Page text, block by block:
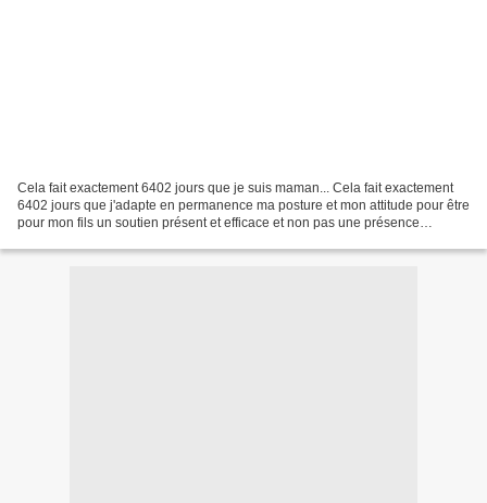
Cela fait exactement 6402 jours que je suis maman... Cela fait exactement
6402 jours que j'adapte en permanence ma posture et mon attitude pour être
pour mon fils un soutien présent et efficace et non pas une présence